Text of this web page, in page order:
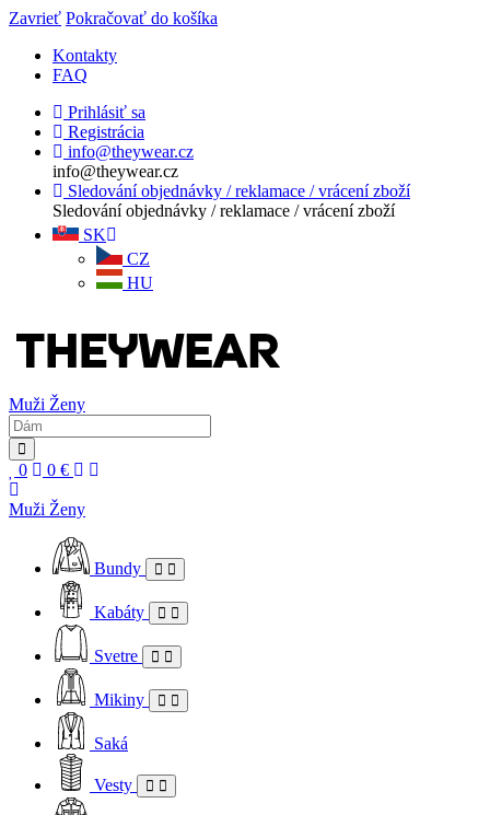
Zavrieť Pokračovať do košíka
Kontakty
FAQ
Prihlásiť sa
Registrácia
info@theywear.cz
info@theywear.cz
Sledování objednávky / reklamace / vrácení zboží
Sledování objednávky / reklamace / vrácení zboží
SK
CZ
HU
Muži Ženy
0 0 €
Muži Ženy
Bundy
Kabáty
Svetre
Mikiny
Saká
Vesty